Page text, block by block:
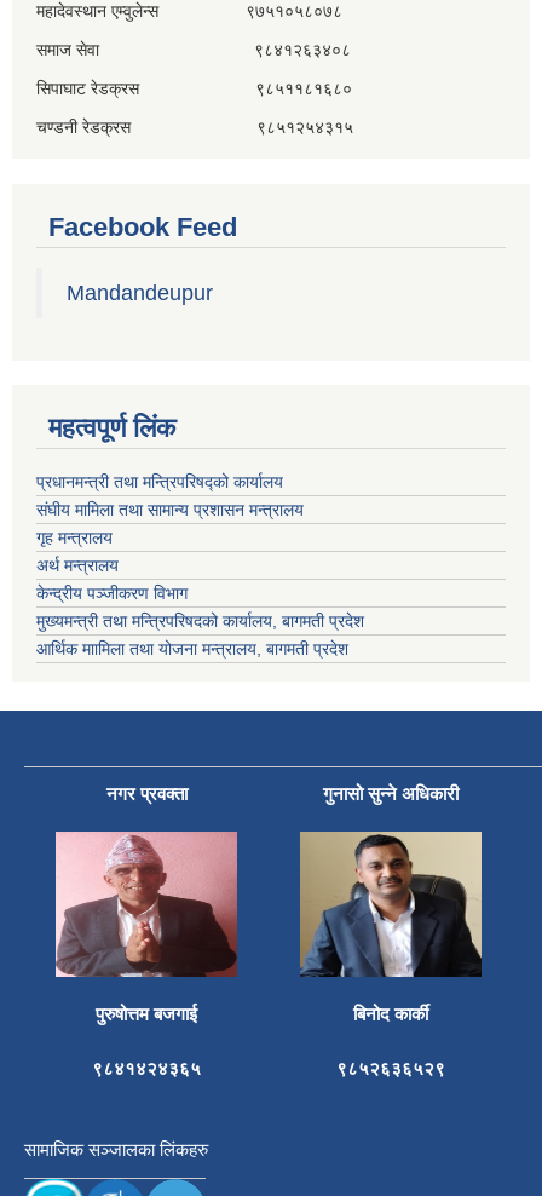
महादेवस्थान एम्वुलेन्स ९७५१०५८०७८
समाज सेवा ९८४१२६३४०८
सिपाघाट रेडक्रस ९८५११८१६८०
चण्डनी रेडक्रस ९८५१२५४३१५
Facebook Feed
Mandandeupur
महत्वपूर्ण लिंक
प्रधानमन्त्री तथा मन्त्रिपरिषद्को कार्यालय
संघीय मामिला तथा सामान्य प्रशासन मन्त्रालय
गृह मन्त्रालय
अर्थ मन्त्रालय
केन्द्रीय पञ्जीकरण विभाग
मुख्यमन्त्री तथा मन्त्रिपरिषदको कार्यालय, बागमती प्रदेश
आर्थिक माामिला तथा योजना मन्त्रालय, बागमती प्रदेश
नगर प्रवक्ता गुनासो सुन्ने अधिकारी
पुरुषोत्तम बजगाई बिनोद कार्की
९८४१४२४३६५ ९८५२६३६५२९
सामाजिक सञ्जालका लिंकहरु